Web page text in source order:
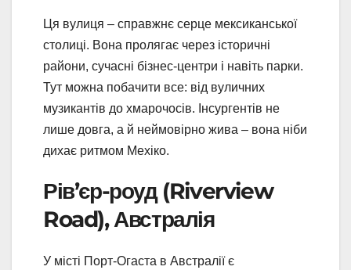
Ця вулиця – справжнє серце мексиканської
столиці. Вона пролягає через історичні
райони, сучасні бізнес-центри і навіть парки.
Тут можна побачити все: від вуличних
музикантів до хмарочосів. Інсургентів не
лише довга, а й неймовірно жива – вона ніби
дихає ритмом Мехіко.
Рів’єр-роуд (Riverview
Road), Австралія
У місті Порт-Огаста в Австралії є